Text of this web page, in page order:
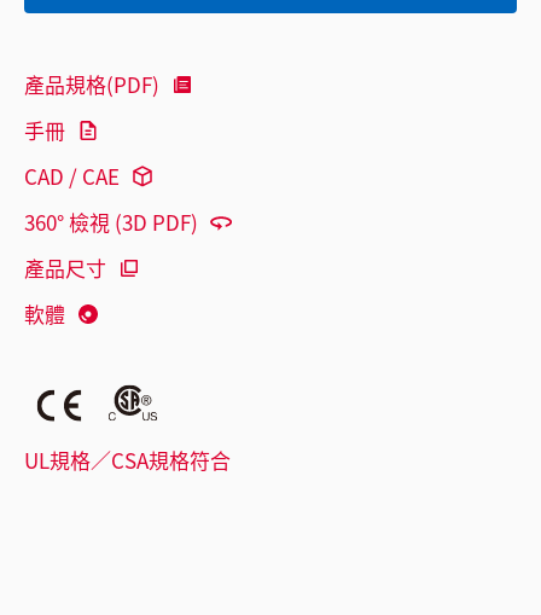
產品規格(PDF)
手冊
CAD / CAE
360° 檢視 (3D PDF)
產品尺寸
軟體
UL規格／CSA規格符合